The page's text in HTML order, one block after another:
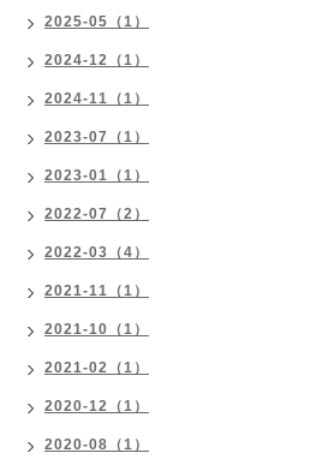
2025-05（1）
2024-12（1）
2024-11（1）
2023-07（1）
2023-01（1）
2022-07（2）
2022-03（4）
2021-11（1）
2021-10（1）
2021-02（1）
2020-12（1）
2020-08（1）